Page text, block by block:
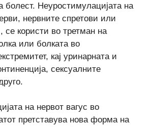
болест. Неуростимулацијата на
нервните спретови или
се користи во третман на
или болката во
кај уринарната и
сексуалните
на нервот вагус во
претставува нова форма на